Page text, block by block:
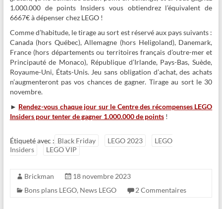
1.000.000 de points Insiders vous obtiendrez l’équivalent de
6667€ à dépenser chez LEGO !
Comme d’habitude, le tirage au sort est réservé aux pays suivants :
Canada (hors Québec), Allemagne (hors Heligoland), Danemark,
France (hors départements ou territoires français d’outre-mer et
Principauté de Monaco), République d’Irlande, Pays-Bas, Suède,
Royaume-Uni, États-Unis. Jeu sans obligation d’achat, des achats
n’augmenteront pas vos chances de gagner. Tirage au sort le 30
novembre.
► Rendez-vous chaque jour sur le Centre des récompenses LEGO
Insiders pour tenter de gagner 1.000.000 de points!
Étiqueté avec : Black Friday LEGO 2023
LEGO
Insiders
LEGO VIP
Brickman
18 novembre 2023
Bons plans LEGO, News LEGO 2 Commentaires